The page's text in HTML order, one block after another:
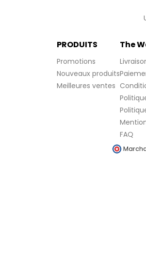
PRODUITS
Promotions
Nouveaux produits
Meilleures ventes
The
FAQ